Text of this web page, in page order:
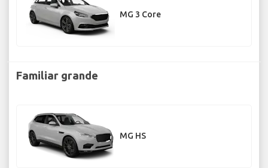
MG 3 Core
Familiar grande
MG HS